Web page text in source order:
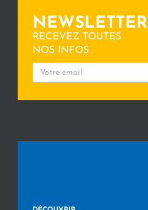
NEWSLETTER
RECEVEZ TOUTES
NOS INFOS